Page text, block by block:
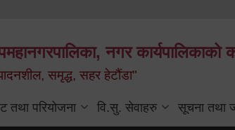
नगर कार्यपालिकाको
समृद्ध, सहर हेटौंडा"
तथा परियोजना वि.सु. सेवाहरु सूचना तथा